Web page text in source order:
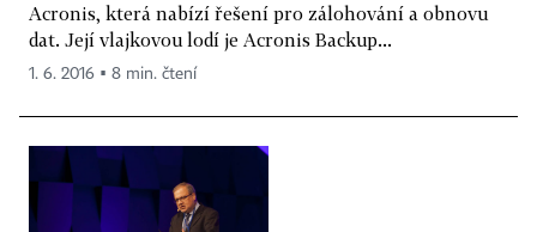
Acronis, která nabízí řešení pro zálohování a obnovu
dat. Její vlajkovou lodí je Acronis Backup...
1. 6. 2016 ▪ 8 min. čtení